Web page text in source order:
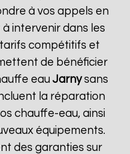
à vos appels en
intervenir dans les
compétitifs et
de bénéficier
eauJarnysans
la réparation
chauffe-eau, ainsi
équipements.
des garanties sur